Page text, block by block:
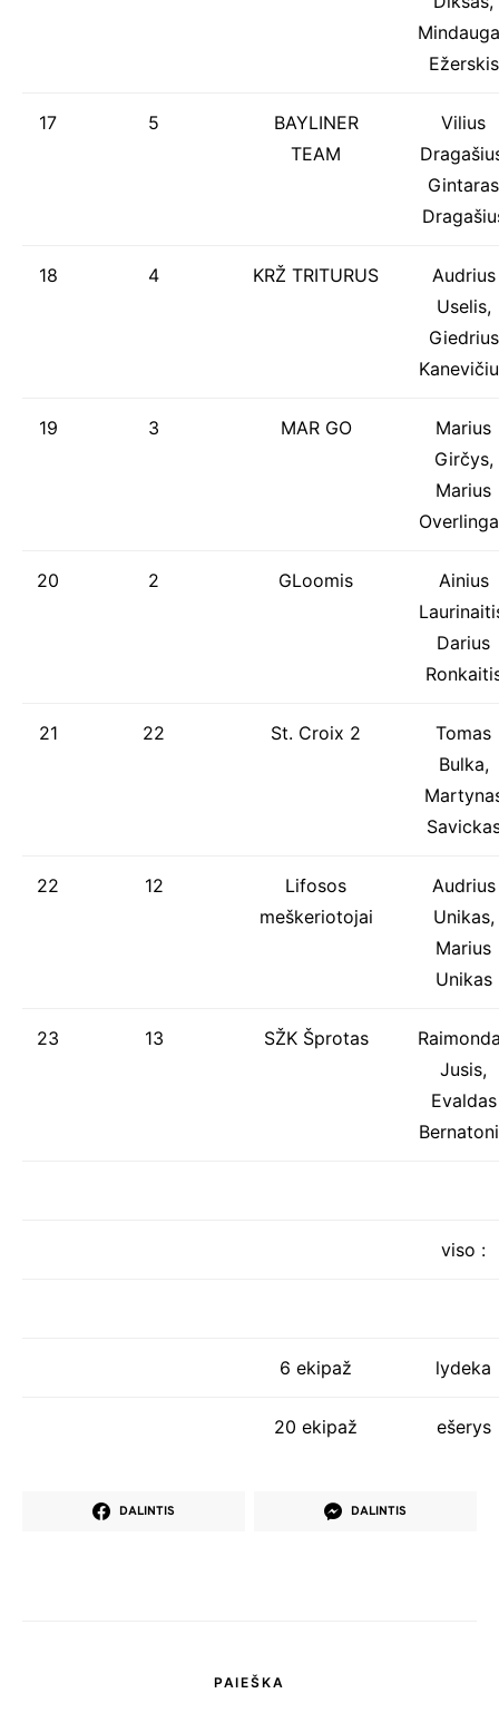
Ežerskis
17 5
BAYLINER
TEAM
Vilius
Gintaras
18 4 KRŽ TRITURUS
Audrius
Uselis,
Giedrius
19 3 MAR GO
Marius
Girčys,
Marius
20 2 GLoomis
Ainius
Darius
21 22 St. Croix 2
Tomas
Bulka,
22 12
Lifosos
meškeriotojai
Audrius
Unikas,
Marius
Unikas
23 13 SŽK Šprotas
Jusis,
Evaldas
viso :
6 ekipaž lydeka
20 ekipaž ešerys
DALINTIS DALINTIS
PAIEŠKA